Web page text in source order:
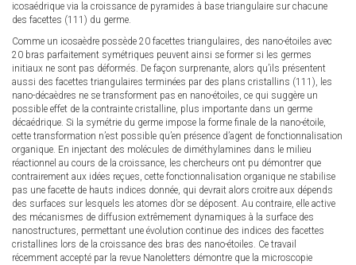
icosaédrique via la croissance de pyramides à base triangulaire sur chacune
des facettes (111) du germe.
Comme un icosaèdre possède 20 facettes triangulaires, des nano-étoiles avec
20 bras parfaitement symétriques peuvent ainsi se former si les germes
initiaux ne sont pas déformés. De façon surprenante, alors qu’ils présentent
aussi des facettes triangulaires terminées par des plans cristallins (111), les
nano-décaèdres ne se transforment pas en nano-étoiles, ce qui suggère un
possible effet de la contrainte cristalline, plus importante dans un germe
décaédrique. Si la symétrie du germe impose la forme finale de la nano-étoile,
cette transformation n’est possible qu’en présence d’agent de fonctionnalisation
organique. En injectant des molécules de diméthylamines dans le milieu
réactionnel au cours de la croissance, les chercheurs ont pu démontrer que
contrairement aux idées reçues, cette fonctionnalisation organique ne stabilise
pas une facette de hauts indices donnée, qui devrait alors croitre aux dépends
des surfaces sur lesquels les atomes d’or se déposent. Au contraire, elle active
des mécanismes de diffusion extrêmement dynamiques à la surface des
nanostructures, permettant une évolution continue des indices des facettes
cristallines lors de la croissance des bras des nano-étoiles. Ce travail
récemment accepté par la revue Nanoletters démontre que la microscopie